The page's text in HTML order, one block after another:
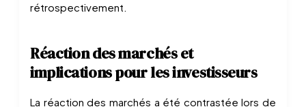
rétrospectivement.
Réaction des marchés et
implications pour les investisseurs
La réaction des marchés a été contrastée lors de